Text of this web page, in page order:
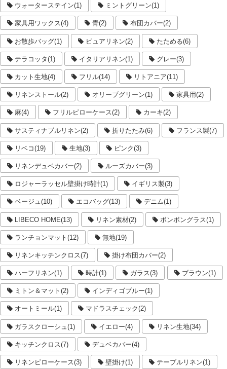
ウォーターステイン(1) ミントグリーン(1)
家具用ワックス(4) 青(2) 布団カバー(2)
お散歩バッグ(1) ピュアリネン(2) たためる(6)
テラコッタ(1) イタリアリネン(1) グレー(3)
カット生地(4) フリル(14) リトアニア(11)
リネンストール(2) オリーブグリーン(1) 家具用(2)
麻(4) フリルピローケース(2) カーキ(2)
サスティナブルリネン(2) 折りたたみ(6) フランス製(7)
リベコ(19) 生地(3) ピンク(3)
リネンデュベカバー(2) ルーズカバー(3)
ロジャーラッセル壁掛け時計(1) イギリス製(3)
ベージュ(10) エコバッグ(13) デニム(1)
LIBECO HOME(13) リネン素材(2) ボンボングラス(1)
ランチョンマット(12) 無地(19)
リネンキッチンクロス(7) 掛け布団カバー(2)
ハーフリネン(1) 時計(1) ガラス(3) ブラウン(1)
ミトン＆マット(2) インディゴブルー(1)
オートミール(1) マドラスチェック(2)
ガラスクローシュ(1) イエロー(4) リネン生地(34)
キッチンクロス(7) デュベカバー(4)
リネンピローケース(3) 壁掛け(1) テーブルリネン(1)